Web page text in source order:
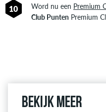
10 Word nu een Premium
Club PuntenPremium
Bekijk meer